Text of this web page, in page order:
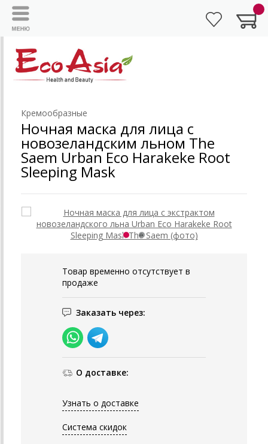
Кремообразные
Ночная маска для лица с
новозеландским льном The
Saem Urban Eco Harakeke Root
Sleeping Mask
Товар временно отсутствует в
продаже
Заказать через:
О доставке:
Узнать о доставке
Система скидок